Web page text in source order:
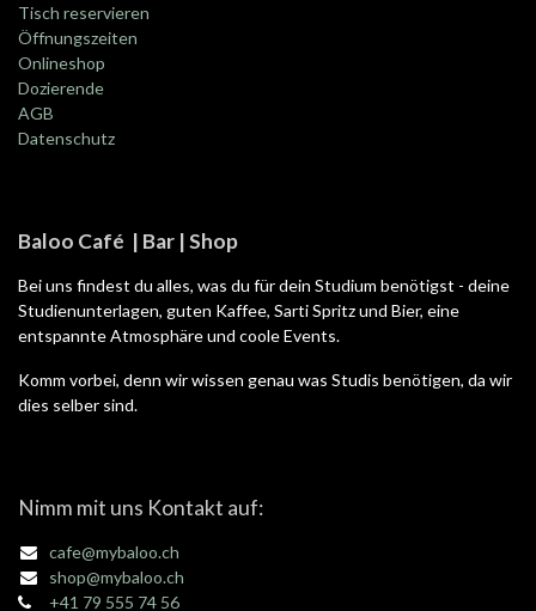
Tisch reservieren
Öffnungszeiten
Onlineshop
Dozierende
AGB
Datenschutz
Baloo Café | Bar | Shop
Bei uns findest du alles, was du für dein Studium benötigst - deine
Studienunterlagen, guten Kaffee, Sarti Spritz und Bier, eine
entspannte Atmosphäre und coole Events.
Komm vorbei, denn wir wissen genau was Studis benötigen, da wir
dies selber sind.
Nimm mit uns Kontakt auf:
cafe@mybaloo.ch
shop@mybaloo.ch
+41 79 555 74 56